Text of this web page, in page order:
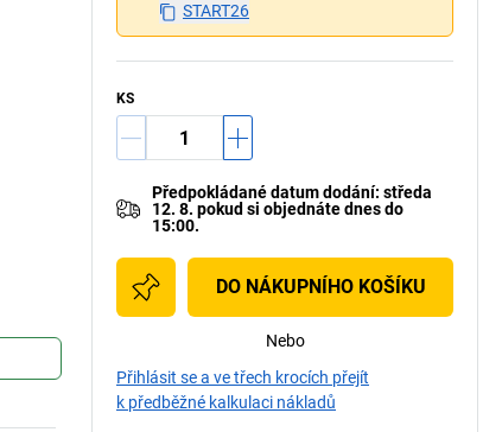
START26
KS
Předpokládané datum dodání: středa
12. 8. pokud si objednáte dnes do
15:00.
DO NÁKUPNÍHO KOŠÍKU
Nebo
Přihlásit se a ve třech krocích přejít
k předběžné kalkulaci nákladů